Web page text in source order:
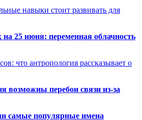
навыки стоит развивать для
25 июня: переменная облачность
что антропология рассказывает о
возможны перебои связи из-за
самые популярные имена